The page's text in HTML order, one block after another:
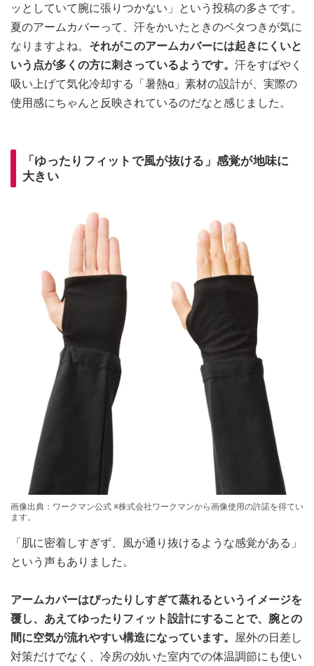
ッとしていて腕に張りつかない」という投稿の多さです。
夏のアームカバーって、汗をかいたときのベタつきが気に
なりますよね。 それがこのアームカバーには起きにくいと
いう点が多くの方に刺さっているようです。 汗をすばやく
吸い上げて気化冷却する「暑熱α」素材の設計が、実際の
使用感にちゃんと反映されているのだなと感じました。
「ゆったりフィットで風が抜ける」感覚が地味に
大きい
画像出典：ワークマン公式 ※株式会社ワークマンから画像使用の許諾を得てい
ます。
「肌に密着しすぎず、風が通り抜けるような感覚がある」
という声もありました。
アームカバーはぴったりしすぎて蒸れるというイメージを
覆し、あえてゆったりフィット設計にすることで、腕との
間に空気が流れやすい構造になっています。 屋外の日差し
対策だけでなく、冷房の効いた室内での体温調節にも使い